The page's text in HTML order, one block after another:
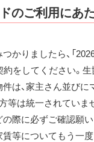
のご利用にあ
かりましたら、「
約をしてください。
は、家主さん並び
等は統一されていま
際に必ずご確認願い
等についてもう一